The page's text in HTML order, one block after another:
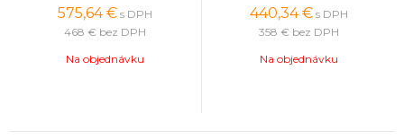
575,64 € s DPH
468 € bez DPH
Na objednávku
440,34 € s DPH
358 € bez DPH
Na objednávku